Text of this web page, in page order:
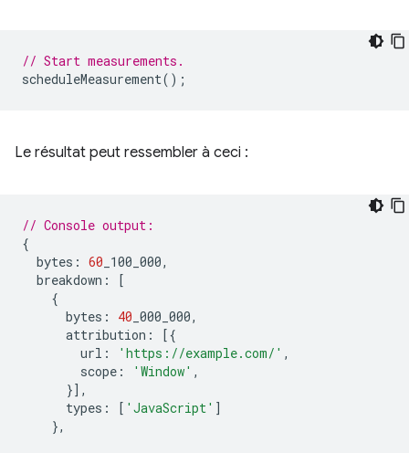
// Start measurements.
scheduleMeasurement();
Le résultat peut ressembler à ceci :
// Console output:
{
bytes : 60 _100_000,
breakdown :
[
{
bytes : 40 _000_000,
attribution :
[{
url : 'https://example.com/' ,
scope : 'Window' ,
}],
types : [ 'JavaScript' ]
},